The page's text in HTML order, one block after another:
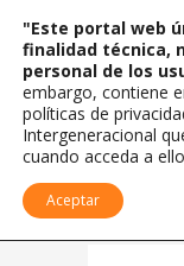
"Este portal web
finalidad técnica,
personal de los
embargo, contiene
políticas de
Intergeneracional
cuando acceda a
Aceptar